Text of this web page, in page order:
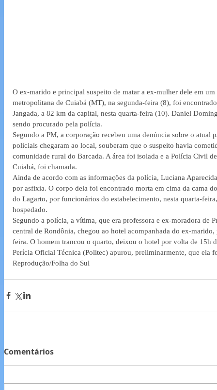
O ex-marido e principal suspeito de matar a ex-mulher dele em
metropolitana de Cuiabá (MT), na segunda-feira (8), foi
Jangada, a 82 km da capital, nesta quarta-feira (10). Daniel
sendo procurado pela polícia.
Segundo a PM, a corporação recebeu uma denúncia sobre o atual
policiais chegaram ao local, souberam que o suspeito havia
comunidade rural do Barcada. A área foi isolada e a Polícia Civil
Cuiabá, foi chamada.
Ainda de acordo com as informações da polícia, Luciana
por asfixia. O corpo dela foi encontrado morta em cima da cama
do Lagarto, por funcionários do estabelecimento, nesta quarta-
hospedado.
Segundo a polícia, a vítima, que era professora e ex-moradora de
central de Rondônia, chegou ao hotel acompanhada do ex-
feira. O homem trancou o quarto, deixou o hotel por volta de 15h
Perícia Oficial Técnica (Politec) apurou, preliminarmente, que ela
Reprodução/Folha do Sul
Comentários